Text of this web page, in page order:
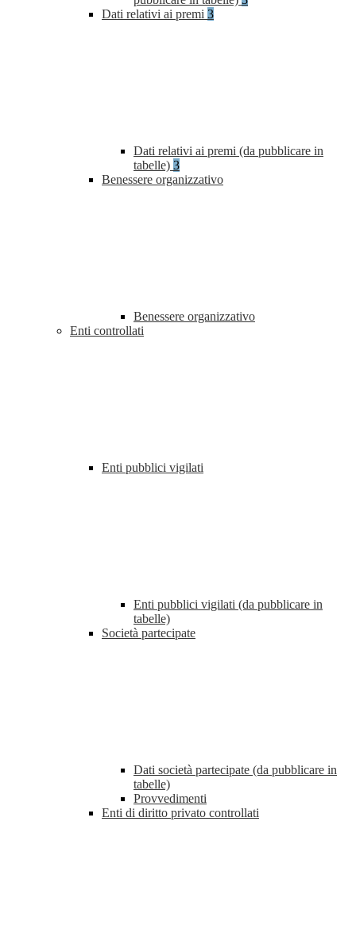
Dati relativi ai premi 3
Dati relativi ai premi (da pubblicare in
tabelle) 3
Benessere organizzativo
Benessere organizzativo
Enti controllati
Enti pubblici vigilati
Enti pubblici vigilati (da pubblicare in
tabelle)
Società partecipate
Dati società partecipate (da pubblicare in
tabelle)
Provvedimenti
Enti di diritto privato controllati